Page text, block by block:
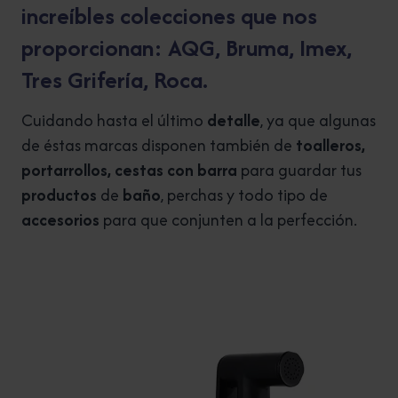
increíbles colecciones que nos
proporcionan: AQG, Bruma, Imex,
Tres Grifería, Roca.
Cuidando hasta el último detalle, ya que algunas
de éstas marcas disponen también de toalleros,
portarrollos, cestas con barra para guardar tus
productos de baño, perchas y todo tipo de
accesorios para que conjunten a la perfección.